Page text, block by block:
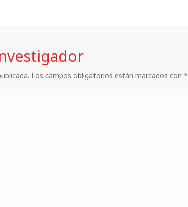
Los campos obligatorios están marcados con *